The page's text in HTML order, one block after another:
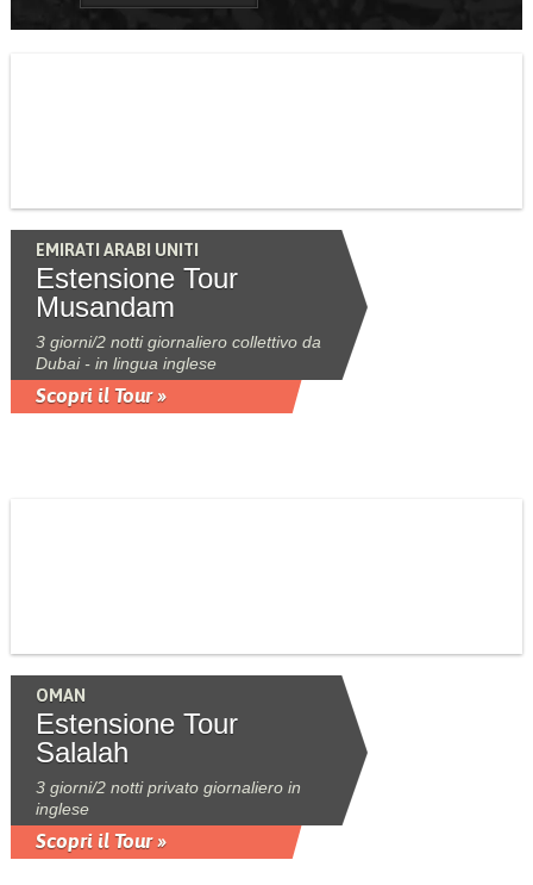
EMIRATI ARABI UNITI
Estensione Tour
Musandam
3 giorni/2 notti giornaliero collettivo da
Dubai - in lingua inglese
Scopri il Tour »
OMAN
Estensione Tour
Salalah
3 giorni/2 notti privato giornaliero in
inglese
Scopri il Tour »